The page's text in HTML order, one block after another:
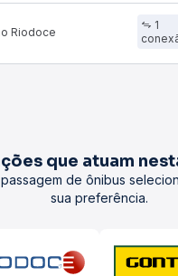
Riodoce
1
que atuam
de ônibus
sua preferência.